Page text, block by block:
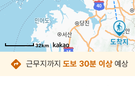
32km
32km
32km
32km
32km
32km
32km
32km
근무지까지 도보 30분 이상 예상